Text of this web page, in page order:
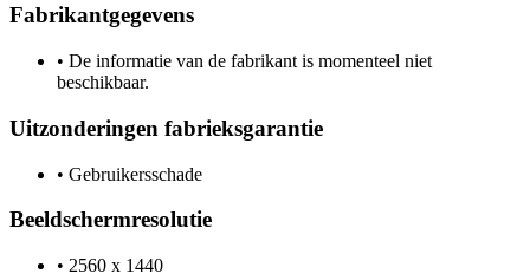
Fabrikantgegevens
• De informatie van de fabrikant is momenteel niet
beschikbaar.
Uitzonderingen fabrieksgarantie
• Gebruikersschade
Beeldschermresolutie
• 2560 x 1440